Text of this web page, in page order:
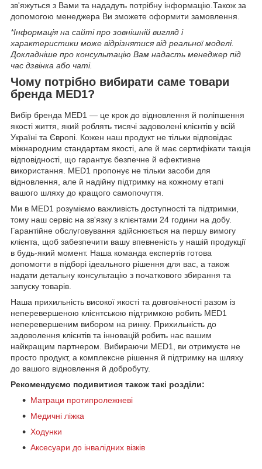
зв'яжуться з Вами та нададуть потрібну інформацію.Також за
допомогою менеджера Ви зможете оформити замовлення.
*Інформація на сайті про зовнішній вигляд і
характеристики може відрізнятися від реальної моделі.
Докладніше про консультацію Вам надасть менеджер під
час дзвінка або чаті.
Чому потрібно вибирати саме товари
бренда MED1?
Вибір бренда MED1 — це крок до відновлення й поліпшення
якості життя, який роблять тисячі задоволені клієнтів у всій
Україні та Європі. Кожен наш продукт не тільки відповідає
міжнародним стандартам якості, але й має сертифікати такція
відповідності, що гарантує безпечне й ефективне
використання. MED1 пропонує не тільки засоби для
відновлення, але й надійну підтримку на кожному етапі
вашого шляху до кращого самопочуття.
Ми в MED1 розуміємо важливість доступності та підтримки,
тому наш сервіс на зв'язку з клієнтами 24 години на добу.
Гарантійне обслуговування здійснюється на першу вимогу
клієнта, щоб забезпечити вашу впевненість у нашій продукції
в будь-який момент. Наша команда експертів готова
допомогти в підборі ідеального рішення для вас, а також
надати детальну консультацію з початкового збирання та
запуску товарів.
Наша прихильність високої якості та довговічності разом із
неперевершеною клієнтською підтримкою робить MED1
неперевершеним вибором на ринку. Прихильність до
задоволення клієнтів та інновацій робить нас вашим
найкращим партнером. Вибираючи MED1, ви отримуєте не
просто продукт, а комплексне рішення й підтримку на шляху
до вашого відновлення й добробуту.
Рекомендуємо подивитися також такі розділи:
Матраци протипролежневі
Медичні ліжка
Ходунки
Аксесуари до інвалідних візків